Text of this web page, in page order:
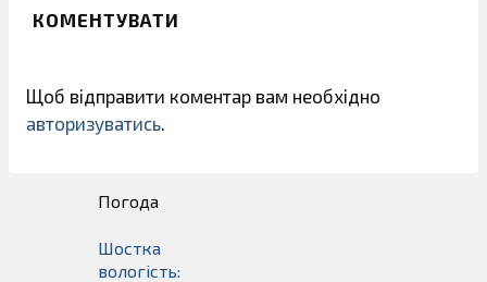
КОМЕНТУВАТИ
Щоб відправити коментар вам необхідно
авторизуватись.
Погода
Шостка
вологість: